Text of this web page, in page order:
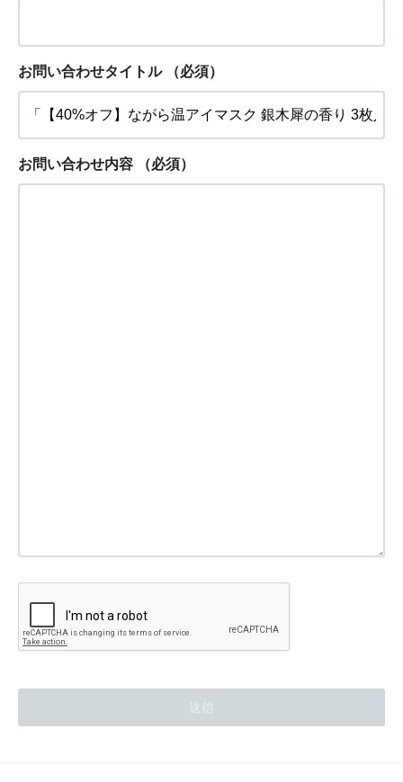
お問い合わせタイトル （必須）
お問い合わせ内容 （必須）